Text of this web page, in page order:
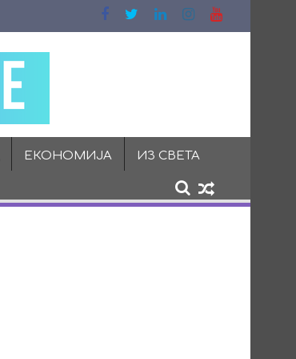
ЕКОНОМИЈА ИЗ СВЕТА